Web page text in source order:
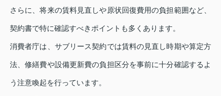
さらに、将来の賃料見直しや原状回復費用の負担範囲など、
契約書で特に確認すべきポイントも多くあります。
消費者庁は、サブリース契約では賃料の見直し時期や算定方
法、修繕費や設備更新費の負担区分を事前に十分確認するよ
う注意喚起を行っています。